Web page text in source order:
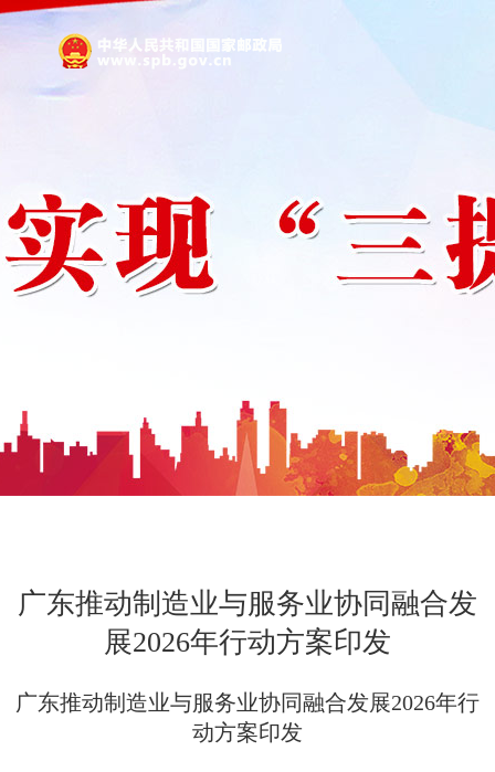
广东推动制造业与服务业协同融合发
展2026年行动方案印发
广东推动制造业与服务业协同融合发展2026年行
动方案印发